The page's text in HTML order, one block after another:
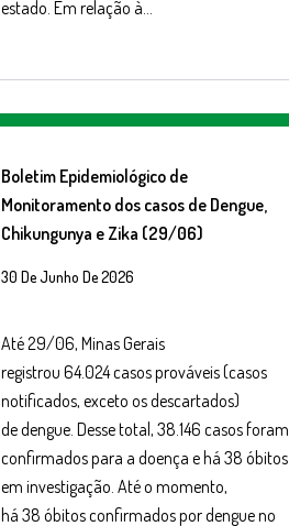
estado. Em relação à…
Boletim Epidemiológico de
Monitoramento dos casos de Dengue,
Chikungunya e Zika (29/06)
30 De Junho De 2026
Até 29/06, Minas Gerais
registrou 64.024 casos prováveis (casos
notificados, exceto os descartados)
de dengue. Desse total, 38.146 casos foram
confirmados para a doença e há 38 óbitos
em investigação. Até o momento,
há 38 óbitos confirmados por dengue no